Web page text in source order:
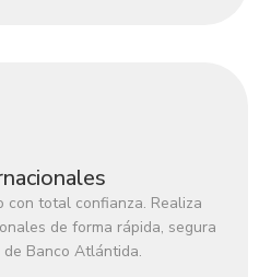
con total confianza. Realiza
de forma rápida, segura
Banco Atlántida.‍